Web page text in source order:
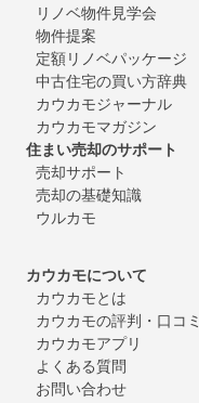
リノベ物件見学会
物件提案
定額リノベパッケージ
中古住宅の買い方辞典
カウカモジャーナル
カウカモマガジン
住まい売却のサポート
売却サポート
売却の基礎知識
ウルカモ
カウカモについて
カウカモとは
カウカモの評判・口コミ
カウカモアプリ
よくある質問
お問い合わせ